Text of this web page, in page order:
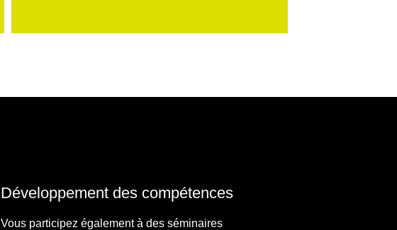
Développement des compétences
Vous participez également à des séminaires